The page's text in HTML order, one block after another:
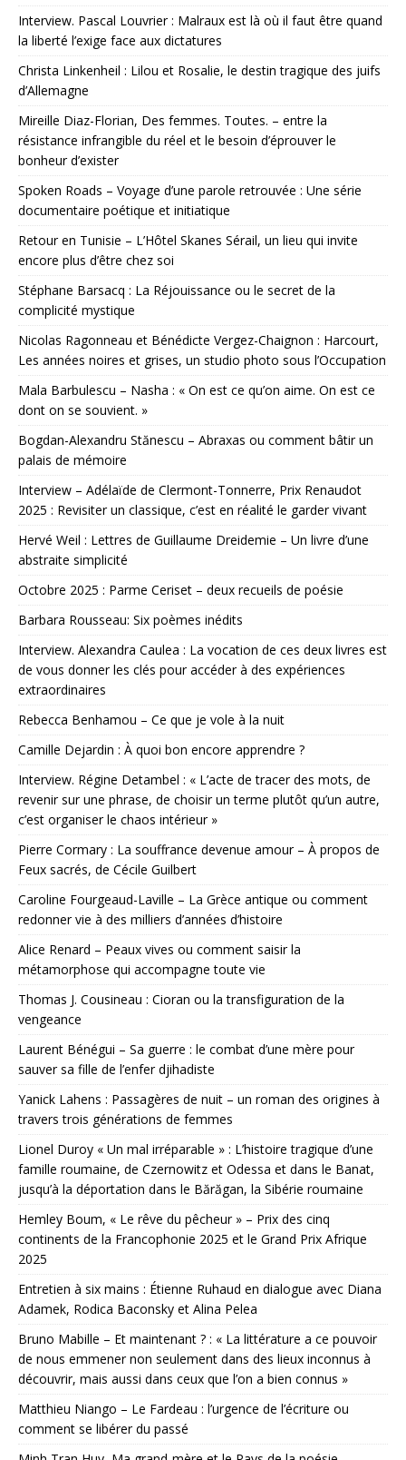
Interview. Pascal Louvrier : Malraux est là où il faut être quand
la liberté l’exige face aux dictatures
Christa Linkenheil : Lilou et Rosalie, le destin tragique des juifs
d’Allemagne
Mireille Diaz-Florian, Des femmes. Toutes. – entre la
résistance infrangible du réel et le besoin d’éprouver le
bonheur d’exister
Spoken Roads – Voyage d’une parole retrouvée : Une série
documentaire poétique et initiatique
Retour en Tunisie – L’Hôtel Skanes Sérail, un lieu qui invite
encore plus d’être chez soi
Stéphane Barsacq : La Réjouissance ou le secret de la
complicité mystique
Nicolas Ragonneau et Bénédicte Vergez-Chaignon : Harcourt,
Les années noires et grises, un studio photo sous l’Occupation
Mala Barbulescu – Nasha : « On est ce qu’on aime. On est ce
dont on se souvient. »
Bogdan-Alexandru Stănescu – Abraxas ou comment bâtir un
palais de mémoire
Interview – Adélaïde de Clermont-Tonnerre, Prix Renaudot
2025 : Revisiter un classique, c’est en réalité le garder vivant
Hervé Weil : Lettres de Guillaume Dreidemie – Un livre d’une
abstraite simplicité
Octobre 2025 : Parme Ceriset – deux recueils de poésie
Barbara Rousseau: Six poèmes inédits
Interview. Alexandra Caulea : La vocation de ces deux livres est
de vous donner les clés pour accéder à des expériences
extraordinaires
Rebecca Benhamou – Ce que je vole à la nuit
Camille Dejardin : À quoi bon encore apprendre ?
Interview. Régine Detambel : « L’acte de tracer des mots, de
revenir sur une phrase, de choisir un terme plutôt qu’un autre,
c’est organiser le chaos intérieur »
Pierre Cormary : La souffrance devenue amour – À propos de
Feux sacrés, de Cécile Guilbert
Caroline Fourgeaud-Laville – La Grèce antique ou comment
redonner vie à des milliers d’années d’histoire
Alice Renard – Peaux vives ou comment saisir la
métamorphose qui accompagne toute vie
Thomas J. Cousineau : Cioran ou la transfiguration de la
vengeance
Laurent Bénégui – Sa guerre : le combat d’une mère pour
sauver sa fille de l’enfer djihadiste
Yanick Lahens : Passagères de nuit – un roman des origines à
travers trois générations de femmes
Lionel Duroy « Un mal irréparable » : L’histoire tragique d’une
famille roumaine, de Czernowitz et Odessa et dans le Banat,
jusqu’à la déportation dans le Bărăgan, la Sibérie roumaine
Hemley Boum, « Le rêve du pêcheur » – Prix des cinq
continents de la Francophonie 2025 et le Grand Prix Afrique
2025
Entretien à six mains : Étienne Ruhaud en dialogue avec Diana
Adamek, Rodica Baconsky et Alina Pelea
Bruno Mabille – Et maintenant ? : « La littérature a ce pouvoir
de nous emmener non seulement dans des lieux inconnus à
découvrir, mais aussi dans ceux que l’on a bien connus »
Matthieu Niango – Le Fardeau : l’urgence de l’écriture ou
comment se libérer du passé